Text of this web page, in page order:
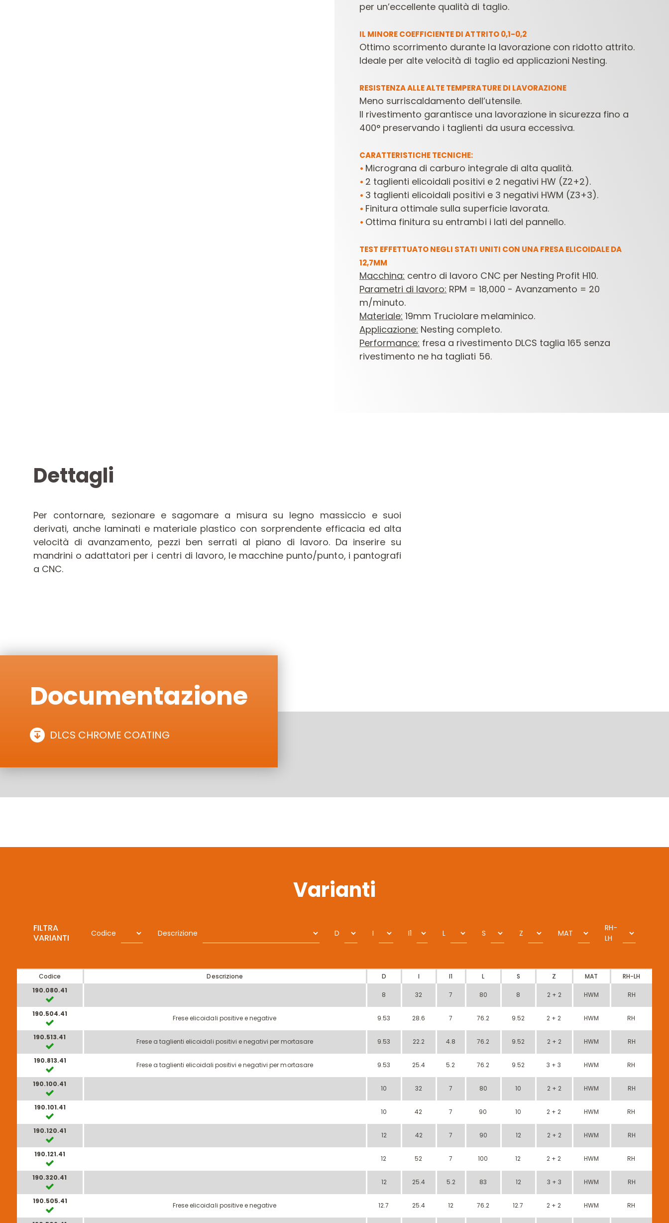
per un’eccellente qualità di taglio.
IL MINORE COEFFICIENTE DI ATTRITO 0,1-0,2
Ottimo scorrimento durante la lavorazione con ridotto attrito.
Ideale per alte velocità di taglio ed applicazioni Nesting.
RESISTENZA ALLE ALTE TEMPERATURE DI LAVORAZIONE
Meno surriscaldamento dell’utensile.
Il rivestimento garantisce una lavorazione in sicurezza fino a
400° preservando i taglienti da usura eccessiva.
CARATTERISTICHE TECNICHE:
• Micrograna di carburo integrale di alta qualità.
• 2 taglienti elicoidali positivi e 2 negativi HW (Z2+2).
• 3 taglienti elicoidali positivi e 3 negativi HWM (Z3+3).
• Finitura ottimale sulla superficie lavorata.
• Ottima finitura su entrambi i lati del pannello.
TEST EFFETTUATO NEGLI STATI UNITI CON UNA FRESA ELICOIDALE DA
12,7MM
Macchina: centro di lavoro CNC per Nesting Profit H10.
Parametri di lavoro: RPM = 18,000 - Avanzamento = 20
m/minuto.
Materiale: 19mm Truciolare melaminico.
Applicazione: Nesting completo.
Performance: fresa a rivestimento DLCS taglia 165 senza
rivestimento ne ha tagliati 56.
Dettagli
Per contornare, sezionare e sagomare a misura su legno massiccio e suoi
derivati, anche laminati e materiale plastico con sorprendente efficacia ed alta
velocità di avanzamento, pezzi ben serrati al piano di lavoro. Da inserire su
mandrini o adattatori per i centri di lavoro, le macchine punto/punto, i pantografi
a CNC.
Documentazione
DLCS CHROME COATING
Varianti
FILTRA
VARIANTI
Codice Descrizione D I I1 L S Z MAT
RH-
LH
Codice Descrizione D I I1 L S Z MAT
RH-LH
190.080.41
8 32 7 80 8 2 + 2 HWM RH
190.504.41
Frese elicoidali positive e negative 9.53 28.6 7 76.2 9.52 2 + 2 HWM RH
190.513.41
Frese a taglienti elicoidali positivi e negativi per mortasare 9.53 22.2 4.8 76.2 9.52 2 + 2 HWM RH
190.813.41
Frese a taglienti elicoidali positivi e negativi per mortasare 9.53 25.4 5.2 76.2 9.52 3 + 3 HWM RH
190.100.41
10 32 7 80 10 2 + 2 HWM RH
190.101.41
10 42 7 90 10 2 + 2 HWM RH
190.120.41
12 42 7 90 12 2 + 2 HWM RH
190.121.41
12 52 7 100 12 2 + 2 HWM RH
190.320.41
12 25.4 5.2 83 12 3 + 3 HWM RH
190.505.41
Frese elicoidali positive e negative 12.7 25.4 12 76.2 12.7 2 + 2 HWM RH